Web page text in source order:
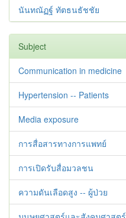
นันทณัฏฐ์ ทัตธนธัชชัย
Subject
Communication in medicine
Hypertension -- Patients
Media exposure
การสื่อสารทางการแพทย์
การเปิดรับสื่อมวลชน
ความดันเลือดสูง -- ผู้ป่วย